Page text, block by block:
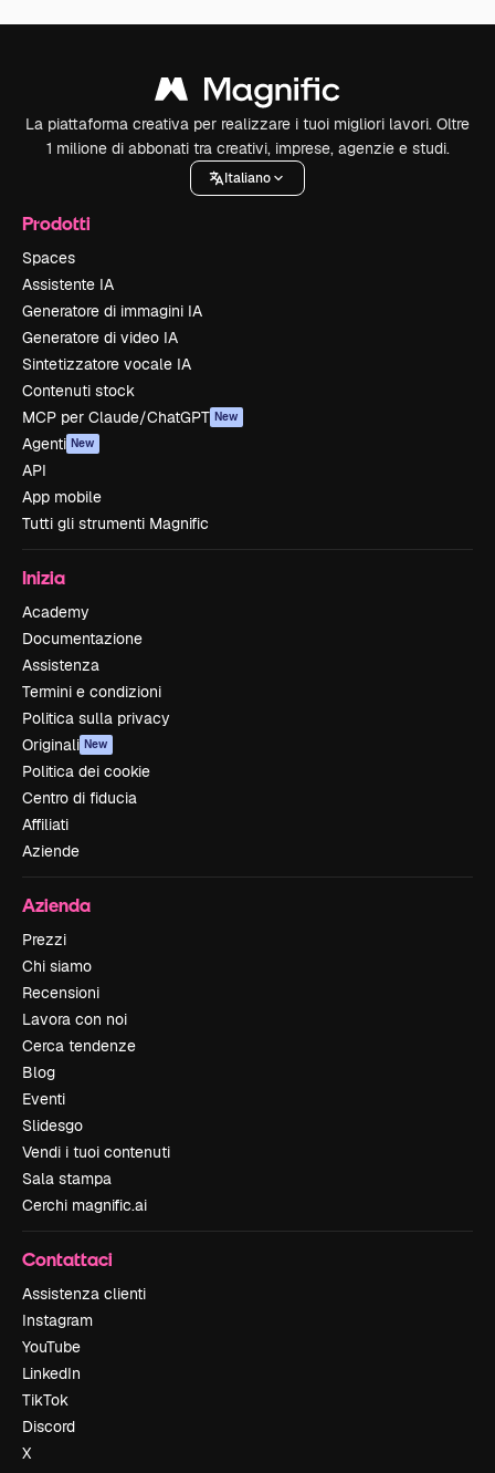
La piattaforma creativa per realizzare i tuoi migliori lavori. Oltre
1 milione di abbonati tra creativi, imprese, agenzie e studi.
Italiano
Prodotti
Spaces
Assistente IA
Generatore di immagini IA
Generatore di video IA
Sintetizzatore vocale IA
Contenuti stock
MCP per Claude/ChatGPT New
Agenti New
API
App mobile
Tutti gli strumenti Magnific
Inizia
Academy
Documentazione
Assistenza
Termini e condizioni
Politica sulla privacy
Originali New
Politica dei cookie
Centro di fiducia
Affiliati
Aziende
Azienda
Prezzi
Chi siamo
Recensioni
Lavora con noi
Cerca tendenze
Blog
Eventi
Slidesgo
Vendi i tuoi contenuti
Sala stampa
Cerchi magnific.ai
Contattaci
Assistenza clienti
Instagram
YouTube
LinkedIn
TikTok
Discord
X